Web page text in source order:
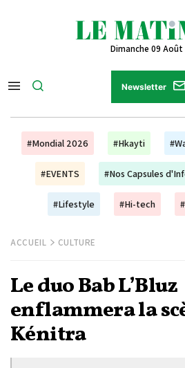
Dimanche 09
Newsletter
#Mondial 2026 #Hkayti
#EVENTS #Nos Capsules
#Lifestyle #Hi-tech
ACCUEIL CULTURE
Le duo Bab L’Bluz
enflammera la
Kénitra